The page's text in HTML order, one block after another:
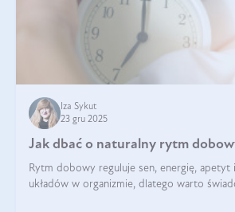
Iza Sykut
23 gru 2025
Jak dbać o naturalny rytm
Rytm dobowy reguluje sen, energię, apetyt
układów w organizmie, dlatego warto